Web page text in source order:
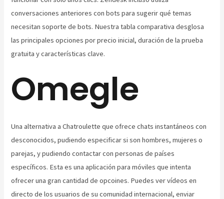
conversaciones anteriores con bots para sugerir qué temas
necesitan soporte de bots. Nuestra tabla comparativa desglosa
las principales opciones por precio inicial, duración de la prueba
gratuita y características clave.
Omegle
Una alternativa a Chatroulette que ofrece chats instantáneos con
desconocidos, pudiendo especificar si son hombres, mujeres o
parejas, y pudiendo contactar con personas de países
específicos. Esta es una aplicación para móviles que intenta
ofrecer una gran cantidad de opcoines. Puedes ver vídeos en
directo de los usuarios de su comunidad internacional, enviar